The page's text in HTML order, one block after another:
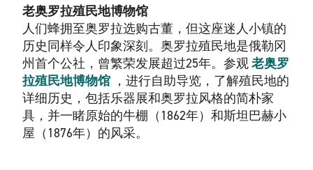
老奥罗拉殖民地博物馆
人们蜂拥至奥罗拉选购古董，但这座迷人小镇的
历史同样令人印象深刻。奥罗拉殖民地是俄勒冈
州首个公社，曾繁荣发展超过25年。参观老奥罗
拉殖民地博物馆 ，进行自助导览，了解殖民地的
详细历史，包括乐器展和奥罗拉风格的简朴家
具，并一睹原始的牛棚（1862年）和斯坦巴赫小
屋（1876年）的风采。